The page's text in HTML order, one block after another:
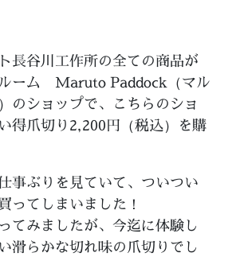
長谷川工作所の全ての商品が
ーム Maruto Paddock（マル
のショップで、こちらのショ
得爪切り2,200円（税込）を購
事ぶりを見ていて、ついつい
ってしまいました！
てみましたが、今迄に体験し
滑らかな切れ味の爪切りでし